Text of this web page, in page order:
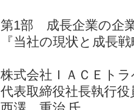
第1部 成長企業の企
『当社の現状と成長
株式会社ＩＡＣＥト
代表取締役社長執行役